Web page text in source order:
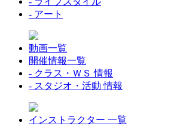
- アート
動画一覧
開催情報一覧
- クラス・ＷＳ 情報
- スタジオ・活動 情報
インストラクター 一覧